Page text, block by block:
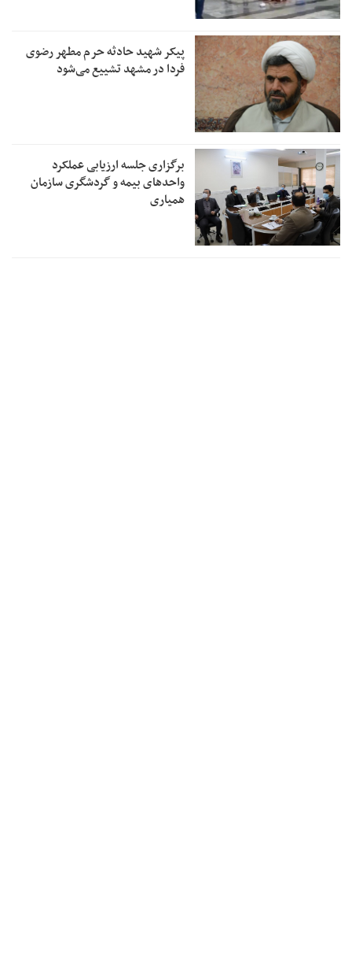
پیکر شهید حادثه حرم مطهر رضوی
فردا در مشهد تشییع می‌شود
برگزاری جلسه ارزیابی عملکرد
واحدهای بیمه و گردشگری سازمان
همیاری